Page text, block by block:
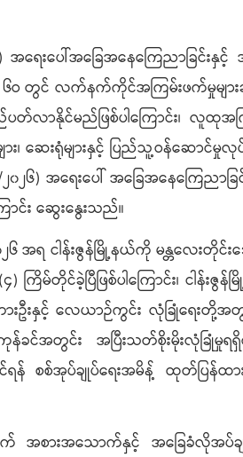
ါ်အခြေအနေကြေညာခြင်းနှင့်
က်နက်ကိုင်အကြမ်းဖက်မှုများချုပ်ငြိမ်
တ်လာနိုင်မည်ဖြစ်ပါကြောင်း၊ လူထုအ
းများ၊ ဆေးရုံများနှင့် ပြည်သူ့ဝန်ဆ
ေးပေါ် အခြေအနေကြေညာခြင်
း ဆွေးနွေးသည်။
ငါန်းဇွန်မြို့နယ်ကို မန္တလေးတိုင်းဒ
တိုင်ခဲ့ပြီဖြစ်ပါကြောင်း၊ ငါန်း
တံတားဦးနှင့် လေယာဉ်ကွင်း လုံခြုံရေး
ခင်အတွင်း အပြီးသတ်စိုးမိုးလုံခြုံမှုရ
စစ်အုပ်ချုပ်ရေးအမိန့် ထုတ်ပြန်ထာ
ားအသောက်နှင့် အခြေခံလိုအပ်ချက်